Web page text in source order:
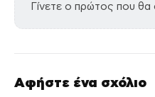
Γίνετε ο πρώτος που
Αφήστε ένα σχόλιο